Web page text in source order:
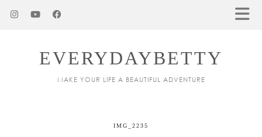
EVERYDAYBETTY
MAKE YOUR LIFE A BEAUTIFUL ADVENTURE
IMG_2235